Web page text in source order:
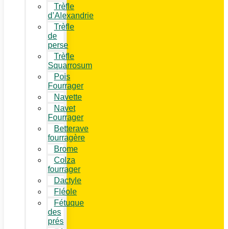
Trèfle
d’Alexandrie
Trèfle
de
perse
Trèfle
Squarrosum
Pois
Fourrager
Navette
Navet
Fourrager
Betterave
fourragère
Brome
Colza
fourrager
Dactyle
Fléole
Fétuque
des
prés